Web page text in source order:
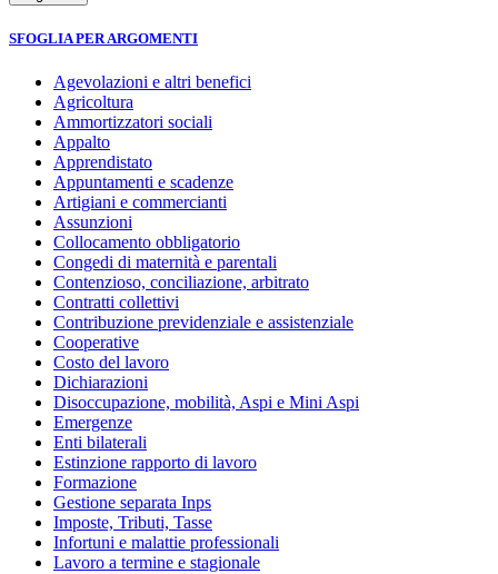
SFOGLIA PER ARGOMENTI
Agevolazioni e altri benefici
Agricoltura
Ammortizzatori sociali
Appalto
Apprendistato
Appuntamenti e scadenze
Artigiani e commercianti
Assunzioni
Collocamento obbligatorio
Congedi di maternità e parentali
Contenzioso, conciliazione, arbitrato
Contratti collettivi
Contribuzione previdenziale e assistenziale
Cooperative
Costo del lavoro
Dichiarazioni
Disoccupazione, mobilità, Aspi e Mini Aspi
Emergenze
Enti bilaterali
Estinzione rapporto di lavoro
Formazione
Gestione separata Inps
Imposte, Tributi, Tasse
Infortuni e malattie professionali
Lavoro a termine e stagionale